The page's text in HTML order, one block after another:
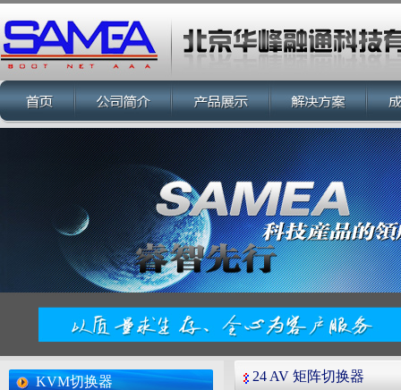
KVM切换器 24 AV 矩阵切换器